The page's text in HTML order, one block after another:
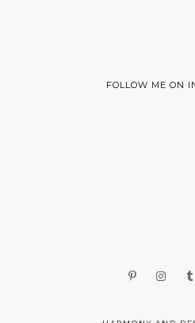
FOLLOW ME ON